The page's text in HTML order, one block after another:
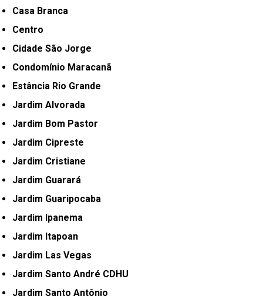
Casa Branca
Centro
Cidade São Jorge
Condomínio Maracanã
Estância Rio Grande
Jardim Alvorada
Jardim Bom Pastor
Jardim Cipreste
Jardim Cristiane
Jardim Guarará
Jardim Guaripocaba
Jardim Ipanema
Jardim Itapoan
Jardim Las Vegas
Jardim Santo André CDHU
Jardim Santo Antônio